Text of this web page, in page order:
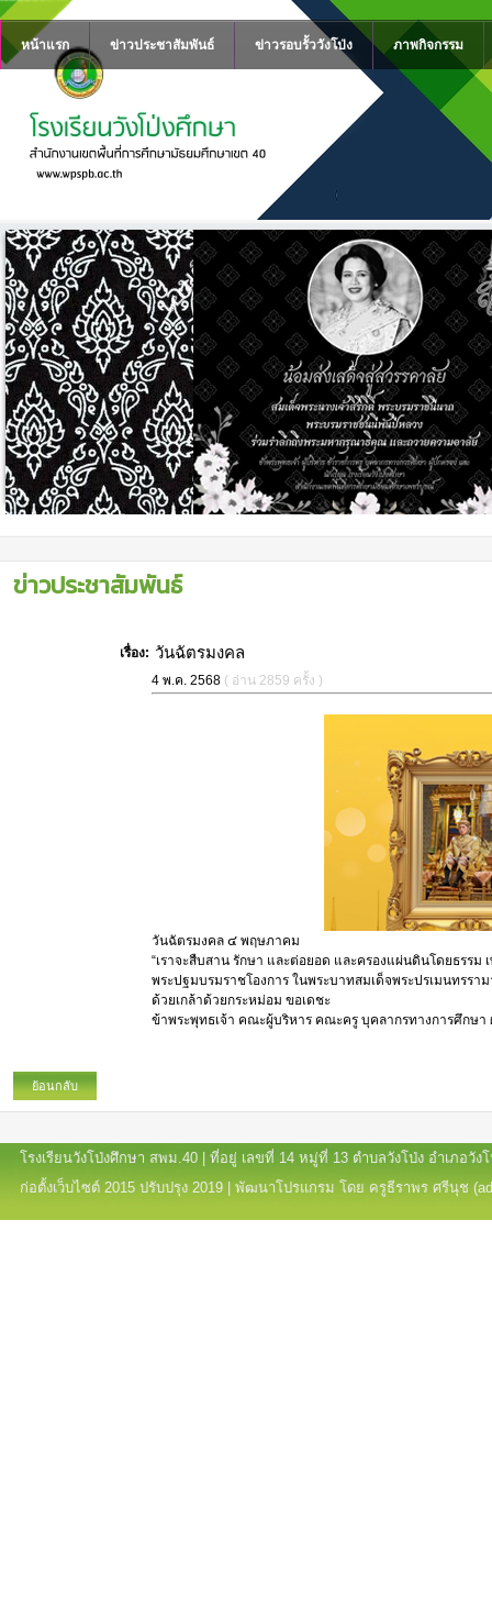
หน้าแรก ข่าวประชาสัมพันธ์ ข่าวรอบรั้ววังโป่ง ภาพกิจกรรม
ลวง
บรม
บริหาร
ข่าวประชาสัมพันธ์
เรื่อง: วันฉัตรมงคล
4 พ.ค. 2568 ( อ่าน 2859 ครั้ง )
วันฉัตรมงคล ๔ พฤษภาคม
“เราจะสืบสาน รักษา และต่อยอด และครองแผ่นดินโดยธรร
พระปฐมบรมราชโองการ ในพระบาทสมเด็จพระปรเมนทรร
ด้วยเกล้าด้วยกระหม่อม ขอเดชะ
ข้าพระพุทธเจ้า คณะผู้บริหาร คณะครู บุคลากรทางการศึกษา
ย้อนกลับ
รงเรียนวังโป่งศึกษา สพม.40 | ที่อยู่ เลขที่ 14 หมู่ที่ 13 ตำบลวังโป่ง อำเภอวังโ
อตั้งเว็บไซต์ 2015 ปรับปรุง 2019 | พัฒนาโปรแกรม โดย ครูธีราพร ศรีนุช